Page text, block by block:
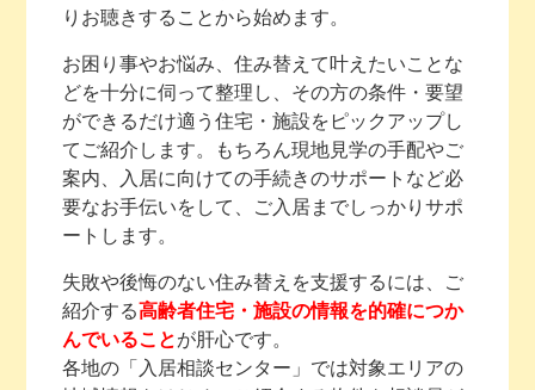
りお聴きすることから始めます。
お困り事やお悩み、住み替えて叶えたいことな
どを十分に伺って整理し、その方の条件・要望
ができるだけ適う住宅・施設をピックアップし
てご紹介します。もちろん現地見学の手配やご
案内、入居に向けての手続きのサポートなど必
要なお手伝いをして、ご入居までしっかりサポ
ートします。
失敗や後悔のない住み替えを支援するには、ご
紹介する高齢者住宅・施設の情報を的確につか
んでいることが肝心です。
各地の「入居相談センター」では対象エリアの